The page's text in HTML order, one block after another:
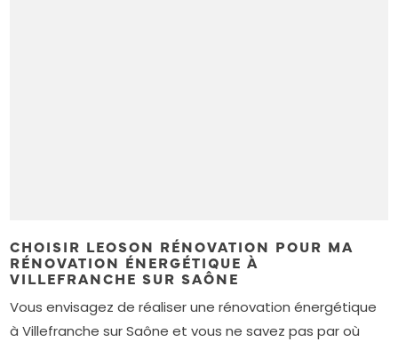
CHOISIR LEOSON RÉNOVATION POUR MA
RÉNOVATION ÉNERGÉTIQUE À
VILLEFRANCHE SUR SAÔNE
Vous envisagez de réaliser une rénovation énergétique
à Villefranche sur Saône et vous ne savez pas par où